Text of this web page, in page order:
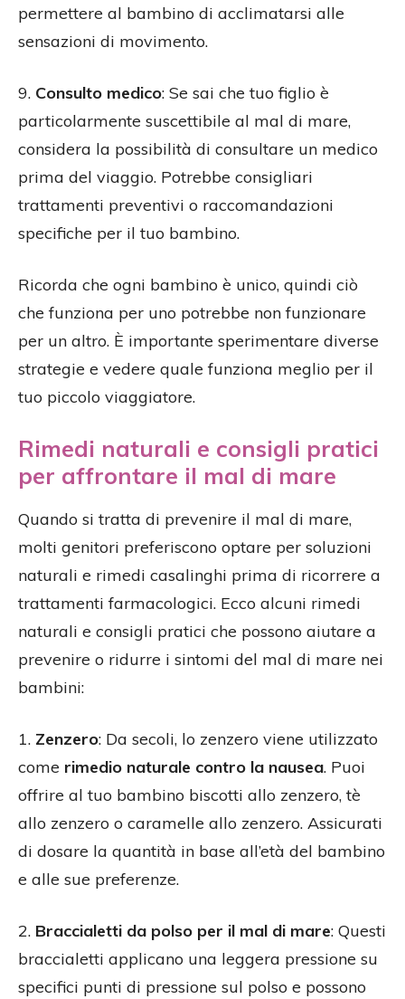
permettere al bambino di acclimatarsi alle
sensazioni di movimento.
9. Consulto medico: Se sai che tuo figlio è
particolarmente suscettibile al mal di mare,
considera la possibilità di consultare un medico
prima del viaggio. Potrebbe consigliari
trattamenti preventivi o raccomandazioni
specifiche per il tuo bambino.
Ricorda che ogni bambino è unico, quindi ciò
che funziona per uno potrebbe non funzionare
per un altro. È importante sperimentare diverse
strategie e vedere quale funziona meglio per il
tuo piccolo viaggiatore.
Rimedi naturali e consigli pratici
per affrontare il mal di mare
Quando si tratta di prevenire il mal di mare,
molti genitori preferiscono optare per soluzioni
naturali e rimedi casalinghi prima di ricorrere a
trattamenti farmacologici. Ecco alcuni rimedi
naturali e consigli pratici che possono aiutare a
prevenire o ridurre i sintomi del mal di mare nei
bambini:
1. Zenzero: Da secoli, lo zenzero viene utilizzato
come rimedio naturale contro la nausea. Puoi
offrire al tuo bambino biscotti allo zenzero, tè
allo zenzero o caramelle allo zenzero. Assicurati
di dosare la quantità in base all’età del bambino
e alle sue preferenze.
2. Braccialetti da polso per il mal di mare: Questi
braccialetti applicano una leggera pressione su
specifici punti di pressione sul polso e possono